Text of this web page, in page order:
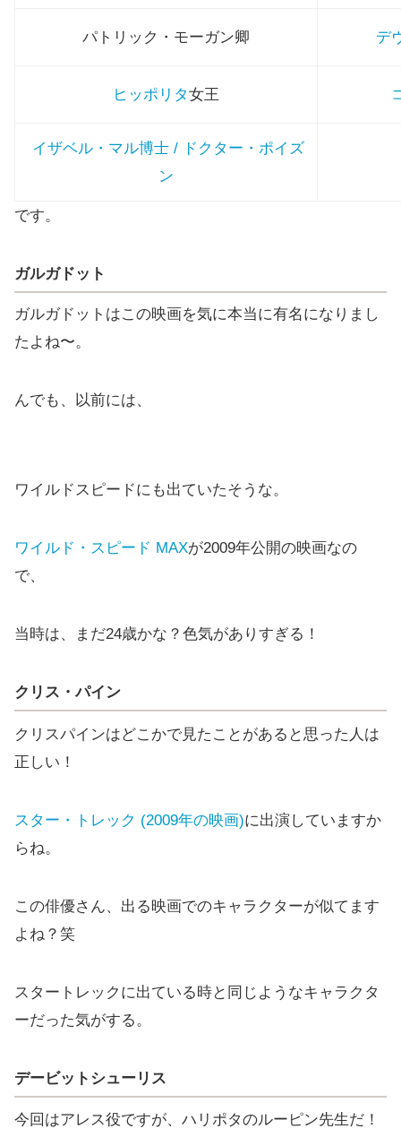
パトリック・モーガン卿 デ
ヒッポリタ女王
イザベル・マル博士 / ドクター・ポイズ
ン
です。
ガルガドット
ガルガドットはこの映画を気に本当に有名になりまし
たよね〜。
んでも、以前には、
ワイルドスピードにも出ていたそうな。
ワイルド・スピード MAXが2009年公開の映画なの
で、
当時は、まだ24歳かな？色気がありすぎる！
クリス・パイン
クリスパインはどこかで見たことがあると思った人は
正しい！
スター・トレック (2009年の映画)に出演していますか
らね。
この俳優さん、出る映画でのキャラクターが似てます
よね？笑
スタートレックに出ている時と同じようなキャラクタ
ーだった気がする。
デービットシューリス
今回はアレス役ですが、ハリポタのルーピン先生だ！